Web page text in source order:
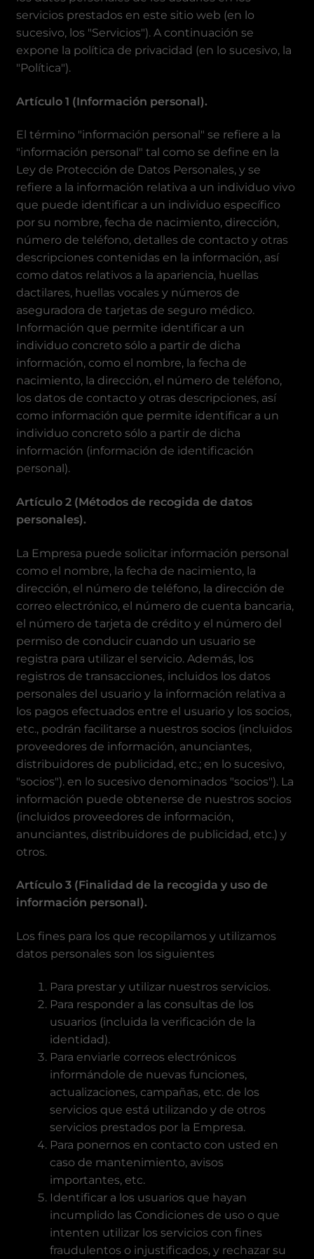
servicios prestados en este sitio web (en lo
sucesivo, los "Servicios"). A continuación se
expone la política de privacidad (en lo sucesivo, la
"Política").
Artículo 1 (Información personal).
El término "información personal" se refiere a la
"información personal" tal como se define en la
Ley de Protección de Datos Personales, y se
refiere a la información relativa a un individuo vivo
que puede identificar a un individuo específico
por su nombre, fecha de nacimiento, dirección,
número de teléfono, detalles de contacto y otras
descripciones contenidas en la información, así
como datos relativos a la apariencia, huellas
dactilares, huellas vocales y números de
aseguradora de tarjetas de seguro médico.
Información que permite identificar a un
individuo concreto sólo a partir de dicha
información, como el nombre, la fecha de
nacimiento, la dirección, el número de teléfono,
los datos de contacto y otras descripciones, así
como información que permite identificar a un
individuo concreto sólo a partir de dicha
información (información de identificación
personal).
Artículo 2 (Métodos de recogida de datos
personales).
La Empresa puede solicitar información personal
como el nombre, la fecha de nacimiento, la
dirección, el número de teléfono, la dirección de
correo electrónico, el número de cuenta bancaria,
el número de tarjeta de crédito y el número del
permiso de conducir cuando un usuario se
registra para utilizar el servicio. Además, los
registros de transacciones, incluidos los datos
personales del usuario y la información relativa a
los pagos efectuados entre el usuario y los socios,
etc., podrán facilitarse a nuestros socios (incluidos
proveedores de información, anunciantes,
distribuidores de publicidad, etc.; en lo sucesivo,
"socios"). en lo sucesivo denominados "socios"). La
información puede obtenerse de nuestros socios
(incluidos proveedores de información,
anunciantes, distribuidores de publicidad, etc.) y
otros.
Artículo 3 (Finalidad de la recogida y uso de
información personal).
Los fines para los que recopilamos y utilizamos
datos personales son los siguientes
Para prestar y utilizar nuestros servicios.
Para responder a las consultas de los
usuarios (incluida la verificación de la
identidad).
Para enviarle correos electrónicos
informándole de nuevas funciones,
actualizaciones, campañas, etc. de los
servicios que está utilizando y de otros
servicios prestados por la Empresa.
Para ponernos en contacto con usted en
caso de mantenimiento, avisos
importantes, etc.
Identificar a los usuarios que hayan
incumplido las Condiciones de uso o que
intenten utilizar los servicios con fines
fraudulentos o injustificados, y rechazar su